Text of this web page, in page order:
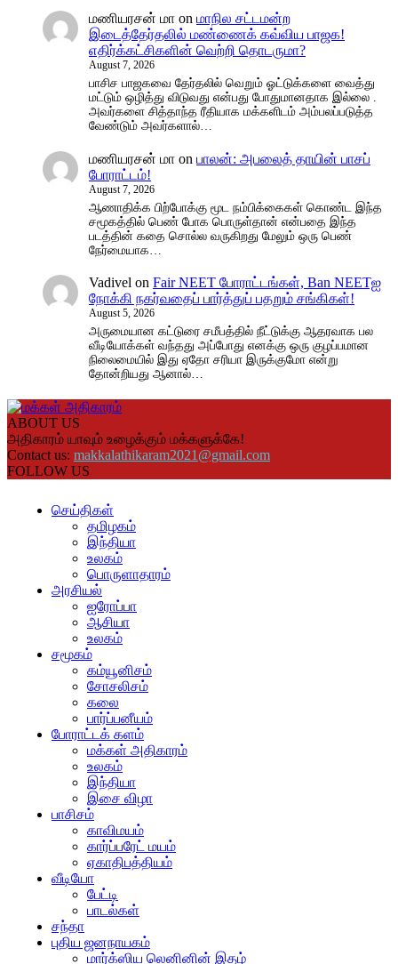
மணியரசன் மா on மாநில சட்டமன்ற
இடைத்தேர்தலில் மண்ணைக் கவ்விய பாஜக!
எதிர்க்கட்சிகளின் வெற்றி தொடருமா?
August 7, 2026
பாசிச பாஜகவை தேர்தலில் வெறும் ஓட்டுக்களை வைத்து
மட்டும் ஒழித்து விடுவது என்பது போதுமானதாக இல்லை .
அவர்களை சித்தாந்த ரீதியாக மக்களிடம் அம்பலப்படுத்த
வேண்டும் அவர்களால்…
மணியரசன் மா on பாலன்: அபலைத் தாயின் பாசப்
போராட்டம்!
August 7, 2026
ஆணாதிக்க பிற்போக்கு மூட நம்பிக்கைகள் கொண்ட இந்த
சமூகத்தில் பெண் போக பொருள்தான் என்பதை இந்த
படத்தின் கதை சொல்ல வருகிறது மேலும் ஒரு பெண்
நேர்மையாக…
Vadivel on Fair NEET போராட்டங்கள், Ban NEETஐ
நோக்கி நகர்வதைப் பார்த்துப் பதறும் சங்கிகள்!
August 5, 2026
அருமையான கட்டுரை சமீபத்தில் நீட்டுக்கு ஆதரவாக பல
வீடியோக்கள் வந்தது அப்போது எனக்கு ஒரு குழப்பமான
நிலைமையில் இது ஏதோ சரியா இருக்குமோ என்று
தோன்றியது ஆனால்…
ABOUT US
அதிகாரம் யாவும் உழைக்கும் மக்களுக்கே!
Contact us: makkalathikaram2021@gmail.com
FOLLOW US
செய்திகள்
தமிழகம்
இந்தியா
உலகம்
பொருளாதாரம்
அரசியல்
ஐரோப்பா
ஆசியா
உலகம்
சமூகம்
கம்யூனிசம்
சோசலிசம்
கலை
பார்ப்பனீயம்
போராட்டக் களம்
மக்கள் அதிகாரம்
உலகம்
இந்தியா
இசை விழா
பாசிசம்
காவிமயம்
கார்ப்பரேட் மயம்
ஏகாதிபத்தியம்
வீடியோ
பேட்டி
பாடல்கள்
சந்தா
புதிய ஜனநாயகம்
மார்க்ஸிய லெனினின் இதழ்